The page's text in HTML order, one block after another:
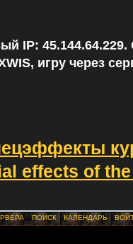
IP: 45.144.64.229.
игру через
effects of
ПОИСК КАЛЕНДАРЬ